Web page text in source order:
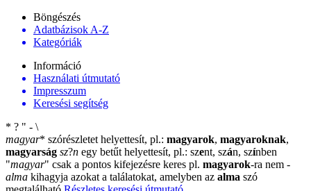
Böngészés
Adatbázisok A-Z
Kategóriák
Információ
Használati útmutató
Impresszum
Keresési segítség
* ? " - \
magyar* szórészletet helyettesít, pl.: magyarok, magyaroknak,
magyarság sz?n egy betűt helyettesít, pl.: szent, szán, színben
"magyar" csak a pontos kifejezésre keres pl. magyarok-ra nem -
alma kihagyja azokat a találatokat, amelyben az alma szó